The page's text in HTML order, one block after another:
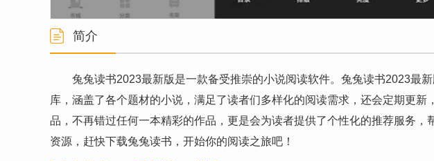
简介
兔兔读书2023最新版是一款备受推崇的小说阅读软件。兔兔读书2023最
库，涵盖了各个题材的小说，满足了读者们多样化的阅读需求，还会定期更新
品，不再错过任何一本精彩的作品，更是会为读者提供了个性化的推荐服务，
资源，赶快下载兔兔读书，开始你的阅读之旅吧！